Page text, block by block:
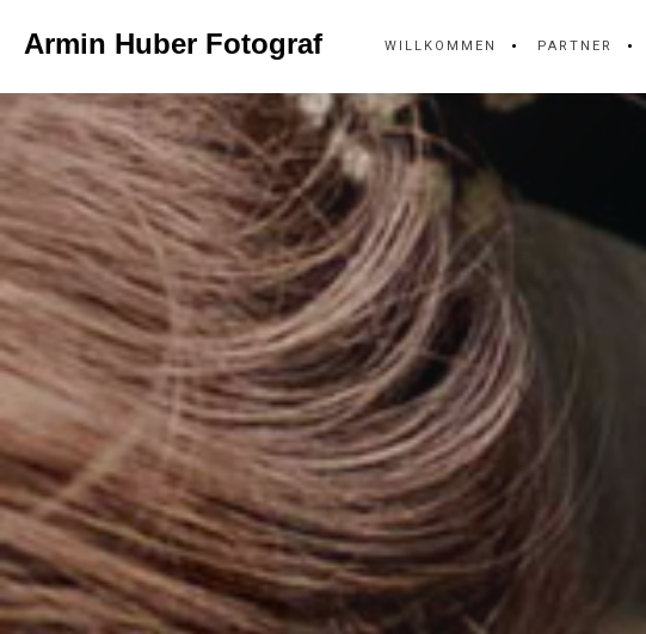
content
Armin Huber Fotograf WILLKOMMEN PARTNER